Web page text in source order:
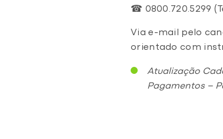
☎ 0800.720.5299
Via e-mail pelo
orientado com
Atualização
Pagamentos –